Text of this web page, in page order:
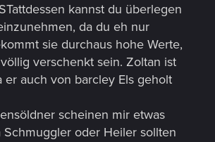
kannst du überlegen
da du eh nur
sie durchaus hohe Werte,
verschenkt sein. Zoltan ist
er auch von barcley Els geholt
scheinen mir etwas
Schmuggler oder Heiler sollten